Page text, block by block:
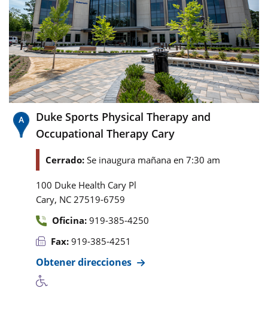
Duke Sports Physical Therapy and
Occupational Therapy Cary
Cerrado: Se inaugura mañana en 7:30 am
100 Duke Health Cary Pl
Cary, NC 27519-6759
Oficina: 919-385-4250
Fax: 919-385-4251
Obtener direcciones